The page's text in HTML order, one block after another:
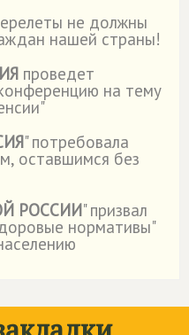
не должны
нашей страны!
проведет
на тему
" потребовала
оставшимся без
РОССИИ" призвал
нормативы"